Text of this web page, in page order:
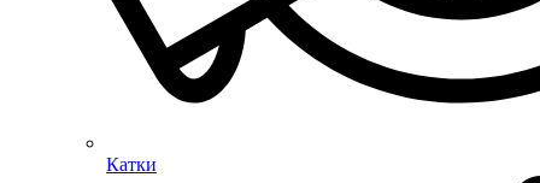
Катки